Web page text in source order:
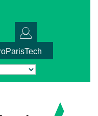
Translate